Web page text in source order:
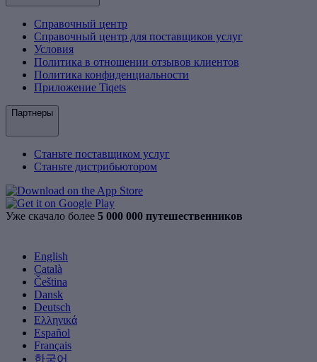
Справочный центр
Справочный центр для поставщиков услуг
Условия
Политика в отношении отзывов клиентов
Политика конфиденциальности
Приложение Tiqets
Партнеры
Станьте поставщиком услуг
Станьте дистрибьютором
Уже скачало более 5 000 000 путешественников
English
Català
Čeština
Dansk
Deutsch
Ελληνικά
Español
Français
한국어